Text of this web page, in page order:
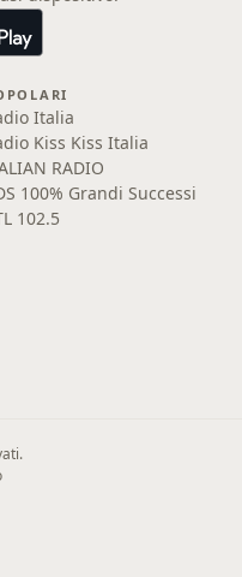
Italia
Kiss Kiss Italia
RADIO
100% Grandi Successi
102.5